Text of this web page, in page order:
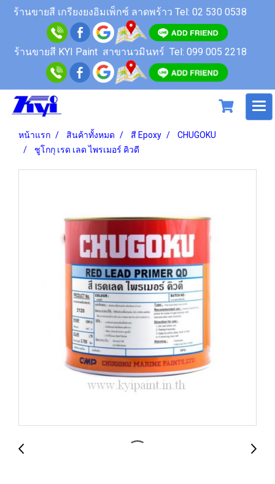
ร้านขายสี เกรียงยงอิมเพ็กซ์ ลาดพร้าว Tel: 02 530 0538
ร้านขายสี KYI Paint สาขานวมินทร์ Tel: 099 005 2218
หน้าแรก สินค้าทั้งหมด สี Epoxy
CHUGOKU
ชูโกกุ เรด เลด ไพรเมอร์ คิวดี